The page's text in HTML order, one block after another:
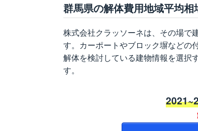
群馬県の解体費用地域平均
株式会社クラッソーネは、その場で
す。カーポートやブロック塀などの
解体を検討している建物情報を選択
す。